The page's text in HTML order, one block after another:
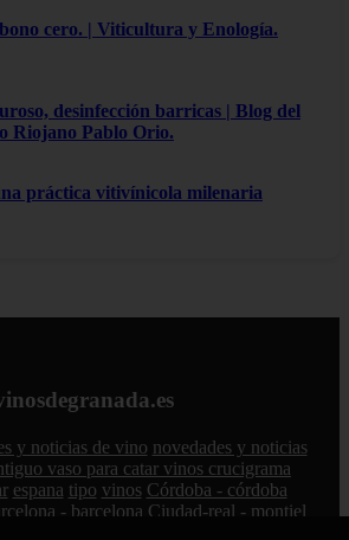
cero. | Viticultura y Enología.
desinfección barricas | Blog del
Riojano Pablo Orio.
práctica vitivínicola milenaria
y noticias de vino novedades y noticias
vaso para catar vinos crucigrama
espana tipo vinos Córdoba - córdoba
- barcelona Ciudad-real - montiel